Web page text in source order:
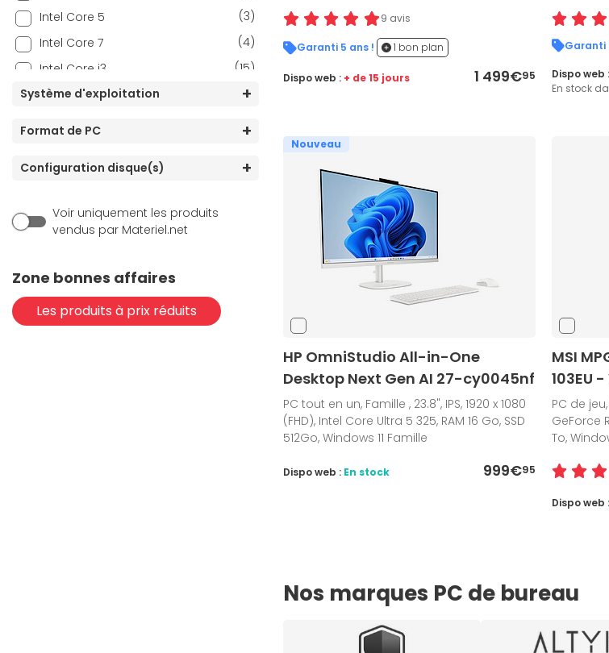
Intel Core 5
(3)
Intel Core 7
(4)
Intel Core i3
(15)
Intel Core i5
(19)
Intel Core Ultra 5
(9)
Intel Core Ultra 9
Intel série N
Système d'exploitation
Format de PC
Configuration disque(s)
Voir uniquement les produits
vendus par Materiel.net
Zone bonnes affaires
Les produits à prix réduits
9 avis
Garanti 5 ans ! 1 bon plan
1 499€95
Dispo web : + de 15 jours Dispo web :
En stock
Nouveau
HP OmniStudio All-in-One
Desktop Next Gen AI 27-cy0045nf
PC tout en un, Famille , 23.8", IPS, 1920 x 1080
(FHD), Intel Core Ultra 5 325, RAM 16 Go, SSD
512Go, Windows 11 Famille
999€95
Dispo web : En stock
MSI
103EU
PC de
GeForce
To,
Dispo web :
Nos marques PC de bureau